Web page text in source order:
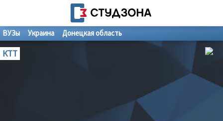
ВУЗы Украина Донецкая область
КТТ